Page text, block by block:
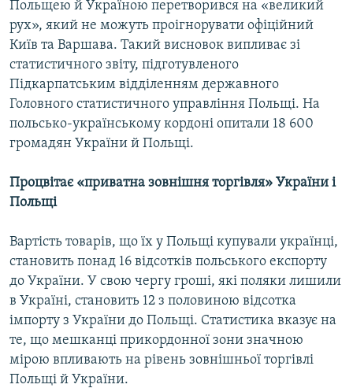
ДОЛУЧАЙСЯ!
Усі сайти RFE/RL
Польщею й Україною перетворився на «великий
рух», який не можуть проігнорувати офіційний
Київ та Варшава. Такий висновок випливає зі
статистичного звіту, підготувленого
Підкарпатським відділенням державного
Головного статистичного управління Польщі. На
польсько-українському кордоні опитали 18 600
громадян України й Польщі.
Процвітає «приватна зовнішня торгівля» України і
Польщі
Вартість товарів, що їх у Польщі купували українці,
становить понад 16 відсотків польського експорту
до України. У свою чергу гроші, які поляки лишили
в Україні, становить 12 з половиною відсотка
імпорту з України до Польщі. Статистика вказує на
те, що мешканці прикордонної зони значною
мірою впливають на рівень зовнішньої торгівлі
Польщі й України.